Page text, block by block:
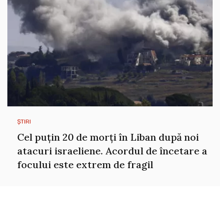
ȘTIRI
Cel puțin 20 de morți în Liban după noi
atacuri israeliene. Acordul de încetare a
focului este extrem de fragil